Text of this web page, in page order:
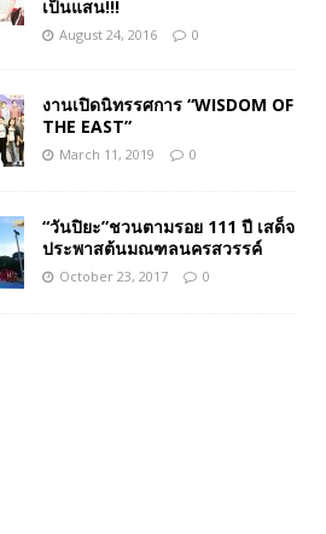
เป็นแสน!!!
August 24, 2016 0
งานเปิดนิทรรศการ “WISDOM OF
THE EAST”
March 11, 2019 0
“วันปิยะ”ชวนตามรอย 111 ปี เสด็จ
ประพาสต้นมณฑลนครสวรรค์
October 23, 2017 0